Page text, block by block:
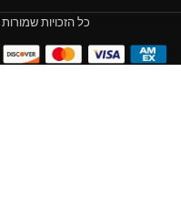
כל הזכויות שמורות